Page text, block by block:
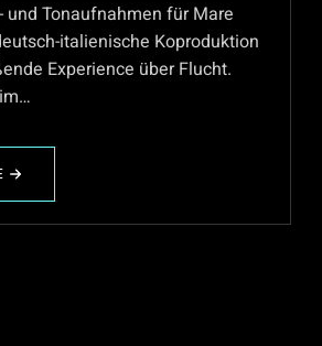
und Tonaufnahmen für Mare
italienische Koproduktion
Experience über Flucht.